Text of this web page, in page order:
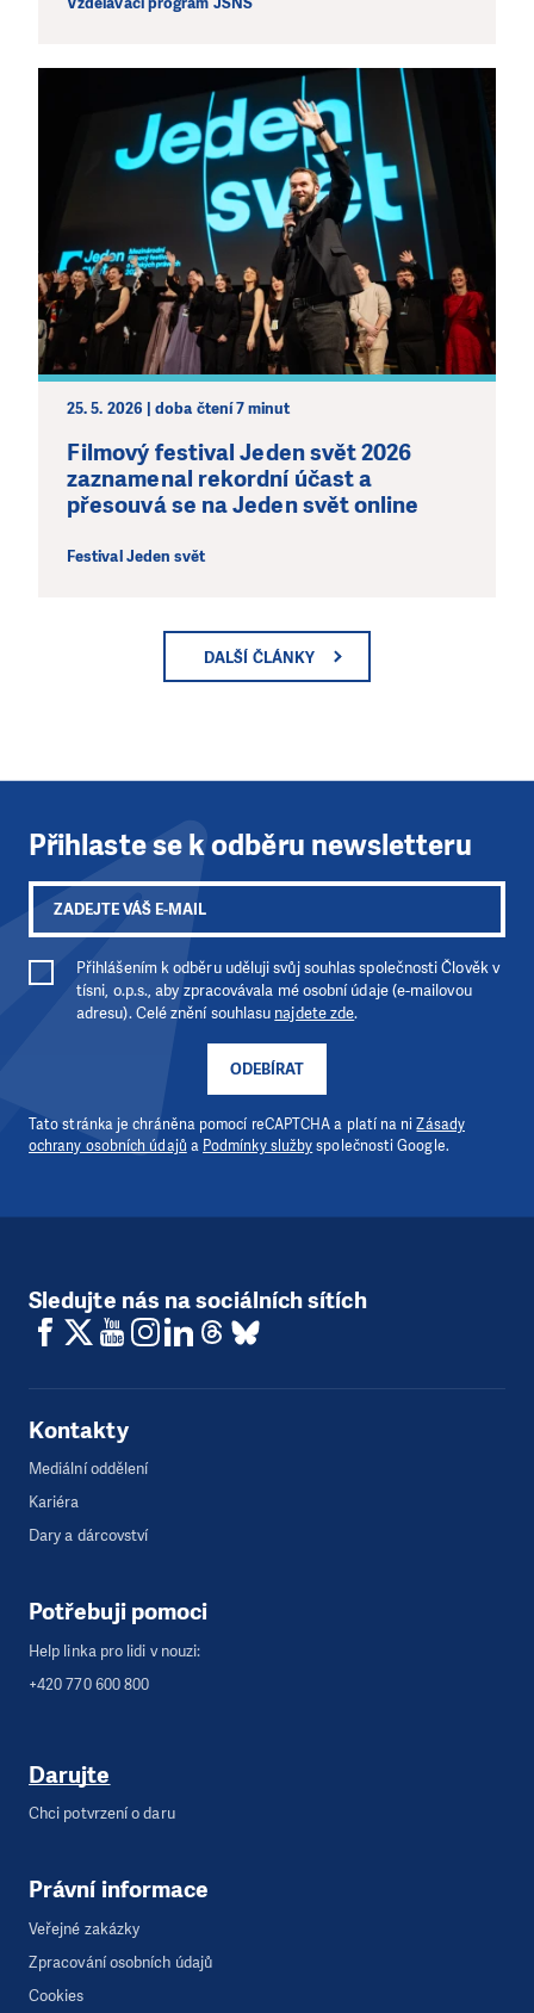
25. 5. 2026 | doba čtení 7 minut
Filmový festival Jeden svět 2026
zaznamenal rekordní účast a
přesouvá se na Jeden svět online
Festival Jeden svět
DALŠÍ ČLÁNKY
Přihlaste se k odběru newsletteru
ODEBÍRAT
Přihlášením k odběru uděluji svůj souhlas společnosti Člověk v
tísni, o.p.s., aby zpracovávala mé osobní údaje (e-mailovou
adresu). Celé znění souhlasu najdete zde.
Tato stránka je chráněna pomocí reCAPTCHA a platí na niZásady
ochrany osobních údajů a Podmínky službyspolečnosti Google.
Sledujte nás na sociálních sítích
Kontakty
Mediální oddělení
Kariéra
Dary a dárcovství
Potřebuji pomoci
Help linka pro lidi v nouzi:
+420 770 600 800
Darujte
Chci potvrzení o daru
Právní informace
Veřejné zakázky
Zpracování osobních údajů
Cookies